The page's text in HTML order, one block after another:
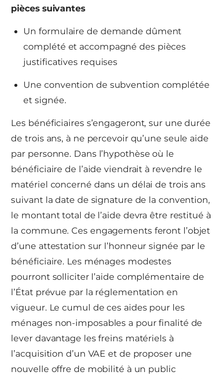
pièces suivantes
Un formulaire de demande dûment
complété et accompagné des pièces
justificatives requises
Une convention de subvention complétée
et signée.
Les bénéficiaires s’engageront, sur une durée
de trois ans, à ne percevoir qu’une seule aide
par personne. Dans l’hypothèse où le
bénéficiaire de l’aide viendrait à revendre le
matériel concerné dans un délai de trois ans
suivant la date de signature de la convention,
le montant total de l’aide devra être restitué à
la commune. Ces engagements feront l’objet
d’une attestation sur l’honneur signée par le
bénéficiaire. Les ménages modestes
pourront solliciter l’aide complémentaire de
l’État prévue par la réglementation en
vigueur. Le cumul de ces aides pour les
ménages non-imposables a pour finalité de
lever davantage les freins matériels à
l’acquisition d’un VAE et de proposer une
nouvelle offre de mobilité à un public